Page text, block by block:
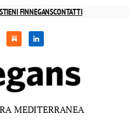
FINNEGANSCONTATTI
substacklinkedin
MEDITERRANEA